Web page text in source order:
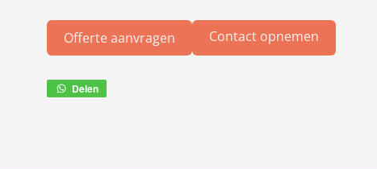
Offerte aanvragen Contact opnemen
Delen